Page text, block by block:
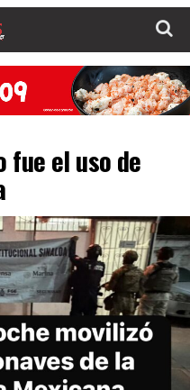
fue el uso de